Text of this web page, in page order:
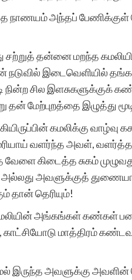
சத நாணயம் அந்தப்
சற்றுத் தன்னை மறந்த
இடைவெளியில்
நின்ற சில இளசுகளுக்குக்
தன் மேற்புறத்தை இழுத்து
கமலிக்கு வாழ்வு
வளர்ந்த அவள்,
கிடைத்த சுகம்
அவளுக்குத்
தான் தெரியும்!
அங்கங்கள் கண்கள்
மாத்திரம்
இருந்த அவளுக்கு அவளின்